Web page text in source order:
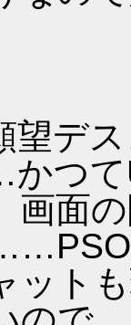
望デ
つて
画面
ット